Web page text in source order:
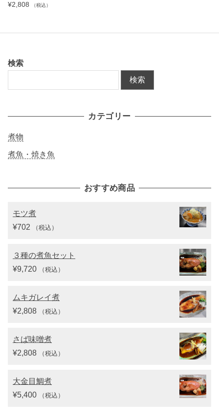
¥2,808 （税込）
検索
検索
カテゴリー
煮物
煮魚・焼き魚
おすすめ商品
モツ煮
¥702 （税込）
３種の煮魚セット
¥9,720 （税込）
ムキガレイ煮
¥2,808 （税込）
さば味噌煮
¥2,808 （税込）
大金目鯛煮
¥5,400 （税込）